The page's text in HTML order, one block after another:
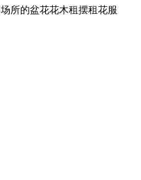
所的盆花花木租摆租花服